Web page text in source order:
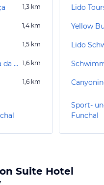
1,3 km
1,4 km
1,5 km
Fortaleza de Nossa Senhora da Conceição do Ilhéu 1,6 km
1,6 km
Lido
Lido
Sport-
Funchal
Suite Hotel